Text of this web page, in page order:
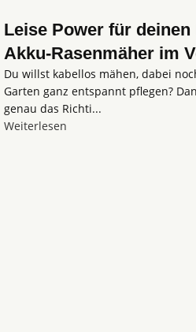
Leise Power für deinen
Akku-Rasenmäher im
Du willst kabellos mähen, dabei
Garten ganz entspannt pflegen?
genau das Richti...
Weiterlesen